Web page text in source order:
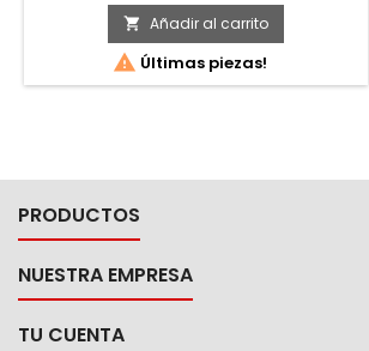
base
 Añadir al carrito
 Últimas piezas!
PRODUCTOS
NUESTRA EMPRESA
TU CUENTA